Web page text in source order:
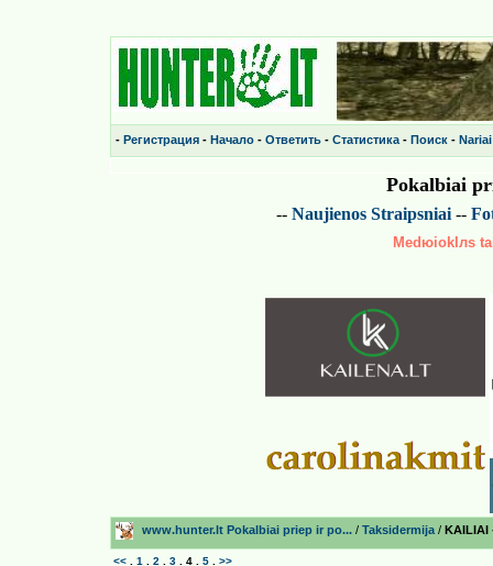
- Регистрация - Начало - Ответить - Статистика - Поиск - Nariai
Pokalbiai
-- Naujienos Straipsniai--
Medюioklлs
www.hunter.lt Pokalbiai prieр ir po... / Taksidermija / KAILIAI
<< 1 2 3 4 5 >>